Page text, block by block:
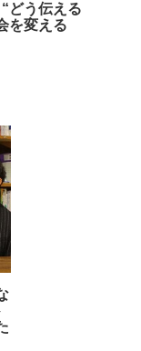
う伝える
を変える